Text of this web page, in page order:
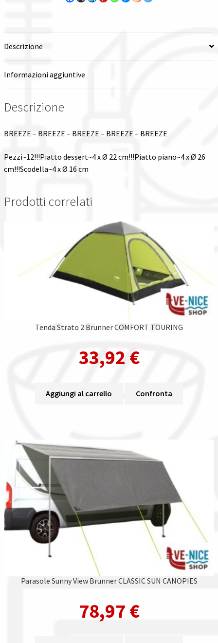
Wishlist
Il mio account
Descrizione
Informazioni aggiuntive
Descrizione
BREEZE – BREEZE – BREEZE – BREEZE – BREEZE
Pezzi~12!!!Piatto dessert~4 x Ø 22 cm!!!Piatto piano~4 x Ø 26
cm!!!Scodella~4 x Ø 16 cm
Prodotti correlati
Tenda Strato 2 Brunner COMFORT TOURING
33,92 €
Aggiungi al carrello Confronta
Parasole Sunny View Brunner CLASSIC SUN CANOPIES
78,97 €